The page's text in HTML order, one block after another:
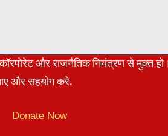
और राजनैतिक नियंत्रण से मुक्त
और सहयोग करे.
Donate Now